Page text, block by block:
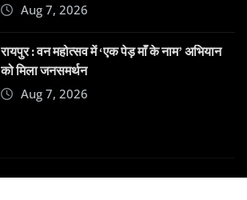
Aug 7, 2026
रायपुर : वन महोत्सव में ‘एक पेड़ माँ के नाम’ अभियान
को मिला जनसमर्थन
Aug 7, 2026